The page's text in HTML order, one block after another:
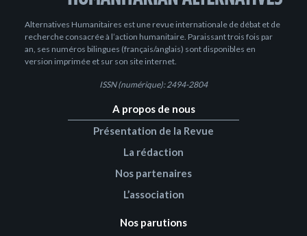
Alternatives Humanitaires est une revue internationale de débat et de
recherche consacrée à l’action humanitaire. Paraissant trois fois par
an, ses numéros bilingues (français/anglais) sont disponibles en
version imprimée et sur son site internet.
ISSN (numérique): 2494-2804
A propos de nous
Présentation de la Revue
La rédaction
Nos partenaires
L’association
Nos parutions